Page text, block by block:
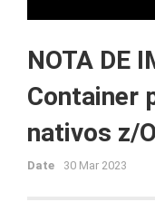
NOTA DE
Container
nativos z/
Date 30 Mar 2023